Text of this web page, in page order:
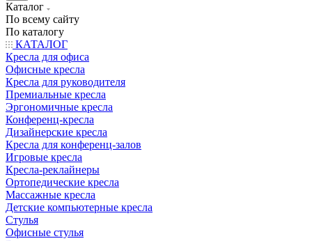
Каталог
По всему сайту
По каталогу
КАТАЛОГ
Кресла для офиса
Офисные кресла
Кресла для руководителя
Премиальные кресла
Эргономичные кресла
Конференц-кресла
Дизайнерские кресла
Кресла для конференц-залов
Игровые кресла
Кресла-реклайнеры
Ортопедические кресла
Массажные кресла
Детские компьютерные кресла
Стулья
Офисные стулья